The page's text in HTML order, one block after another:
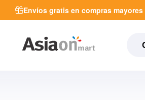
Envíos gratis en compras mayores